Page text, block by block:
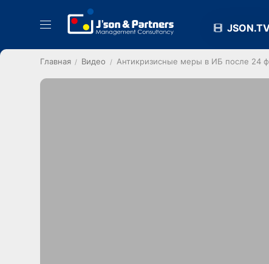
Главная Видео Антикризисные меры в ИБ после 24